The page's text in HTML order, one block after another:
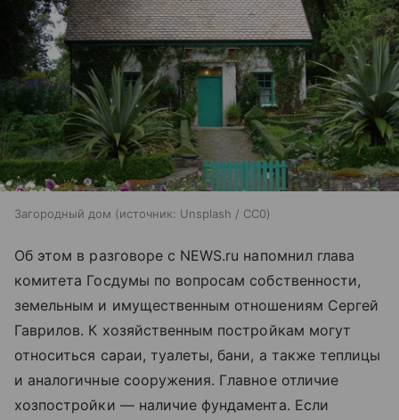
Загородный дом источник: Unsplash / CC0
Об этом в разговоре с NEWS.ru напомнил глава
комитета Госдумы по вопросам собственности,
земельным и имущественным отношениям Сергей
Гаврилов. К хозяйственным постройкам могут
относиться сараи, туалеты, бани, а также теплицы
и аналогичные сооружения. Главное отличие
хозпостройки — наличие фундамента. Если